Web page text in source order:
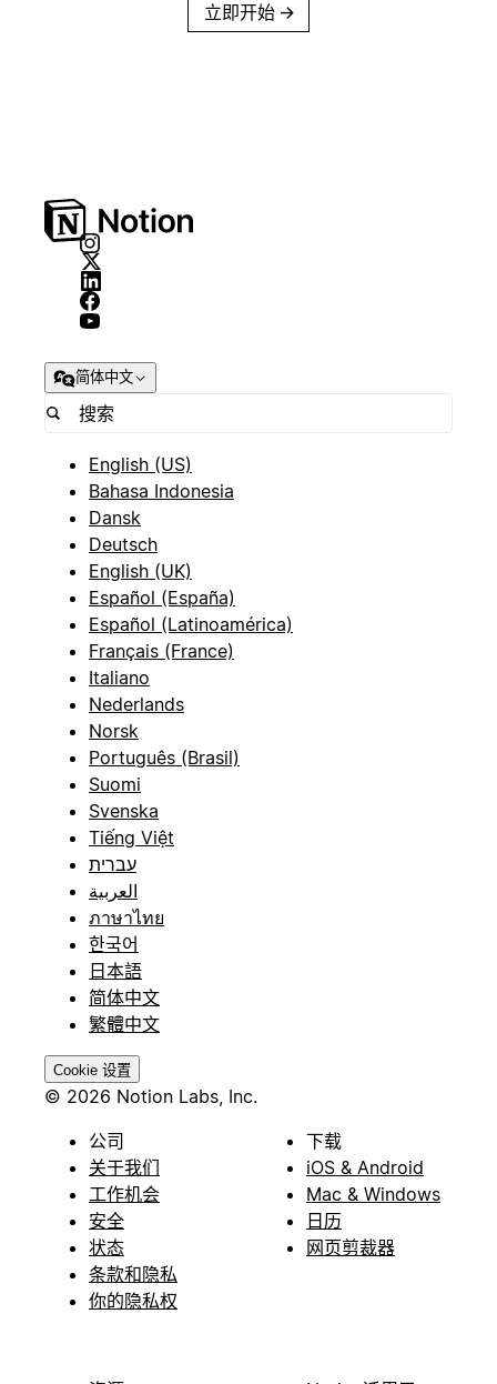
立即开始 →
简体中文
English (US)
Bahasa Indonesia
Dansk
Deutsch
English (UK)
Español (España)
Español (Latinoamérica)
Français (France)
Italiano
Nederlands
Norsk
Português (Brasil)
Suomi
Svenska
Tiếng Việt
עברית
العربية
ภาษาไทย
한국어
日本語
简体中文
繁體中文
Cookie 设置
© 2026 Notion Labs, Inc.
公司
关于我们
工作机会
安全
状态
条款和隐私
你的隐私权
下载
iOS & Android
Mac & Windows
日历
网页剪裁器